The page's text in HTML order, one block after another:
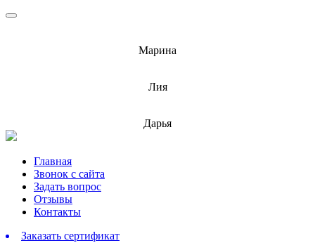
Марина
Лия
Дарья
Перейти
содержимому
Главная
Звонок с сайта
Задать вопрос
Отзывы
Контакты
Заказать сертификат